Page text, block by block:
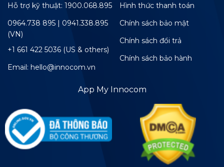
Hỗ trợ kỹ thuật: 1900.068.895
0964.738 895 | 0941.338.895
(VN)
+1 661 422 5036 (US & others)
Email: hello@innocom.vn
Hình thức thanh toán
Chính sách bảo mật
Chính sách đổi trả
Chính sách bảo hành
App My Innocom